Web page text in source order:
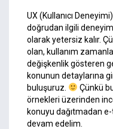
UX (Kullanıcı
doğrudan ilgili
olarak yetersiz kalır.
olan, kullanım
değişkenlik gösteren
konunun detaylarına
buluşuruz.
Çünkü
örnekleri üzerinden
konuyu dağıtmadan
devam edelim.